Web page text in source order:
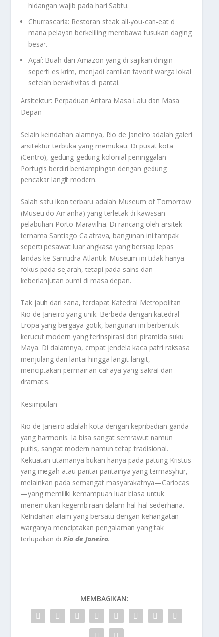
hidangan wajib pada hari Sabtu.
Churrascaria: Restoran steak all-you-can-eat di
mana pelayan berkeliling membawa tusukan daging
besar.
Açaí: Buah dari Amazon yang di sajikan dingin
seperti es krim, menjadi camilan favorit warga lokal
setelah beraktivitas di pantai.
Arsitektur: Perpaduan Antara Masa Lalu dan Masa
Depan
Selain keindahan alamnya, Rio de Janeiro adalah galeri
arsitektur terbuka yang memukau. Di pusat kota
(Centro), gedung-gedung kolonial peninggalan
Portugis berdiri berdampingan dengan gedung
pencakar langit modern.
Salah satu ikon terbaru adalah Museum of Tomorrow
(Museu do Amanhã) yang terletak di kawasan
pelabuhan Porto Maravilha. Di rancang oleh arsitek
ternama Santiago Calatrava, bangunan ini tampak
seperti pesawat luar angkasa yang bersiap lepas
landas ke Samudra Atlantik. Museum ini tidak hanya
fokus pada sejarah, tetapi pada sains dan
keberlanjutan bumi di masa depan.
Tak jauh dari sana, terdapat Katedral Metropolitan
Rio de Janeiro yang unik. Berbeda dengan katedral
Eropa yang bergaya gotik, bangunan ini berbentuk
kerucut modern yang terinspirasi dari piramida suku
Maya. Di dalamnya, empat jendela kaca patri raksasa
menjulang dari lantai hingga langit-langit,
menciptakan permainan cahaya yang sakral dan
dramatis.
Kesimpulan
Rio de Janeiro adalah kota dengan kepribadian ganda
yang harmonis. Ia bisa sangat semrawut namun
puitis, sangat modern namun tetap tradisional.
Kekuatan utamanya bukan hanya pada patung Kristus
yang megah atau pantai-pantainya yang termasyhur,
melainkan pada semangat masyarakatnya—Cariocas
—yang memiliki kemampuan luar biasa untuk
menemukan kegembiraan dalam hal-hal sederhana.
Keindahan alam yang bersatu dengan kehangatan
warganya menciptakan pengalaman yang tak
terlupakan diRio de Janeiro.
MEMBAGIKAN: